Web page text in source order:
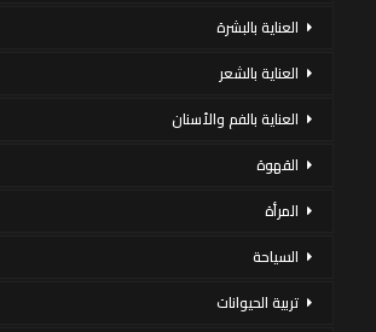
العناية بالبشرة
العناية بالشعر
العناية بالفم والأسنان
القهوة
المرأة
السياحة
تربية الحيوانات